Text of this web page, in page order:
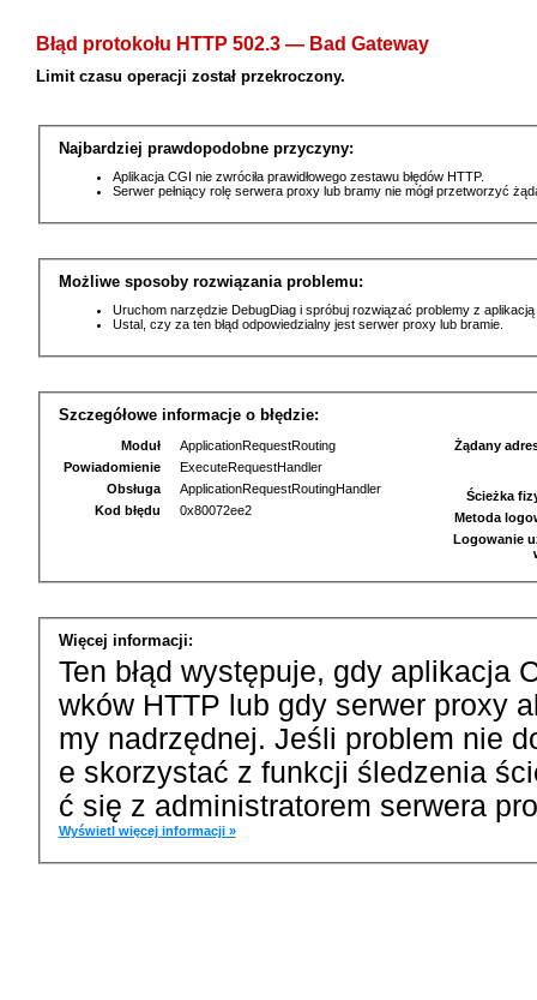
Błąd protokołu HTTP 502.3 — Bad Gateway
Limit czasu operacji został przekroczony.
Najbardziej prawdopodobne przyczyny:
Aplikacja CGI nie zwróciła prawidłowego zestawu błędów HTTP.
Serwer pełniący rolę serwera proxy lub bramy nie mógł przetworzyć
Możliwe sposoby rozwiązania problemu:
Uruchom narzędzie DebugDiag i spróbuj rozwiązać problemy z
Ustal, czy za ten błąd odpowiedzialny jest serwer proxy lub bramie.
Szczegółowe informacje o błędzie:
Moduł
ApplicationRequestRouting
Powiadomienie
ExecuteRequestHandler
Obsługa
ApplicationRequestRoutingHandler
Kod błędu
0x80072ee2
Żądany
Ścieżka
Metoda
Logowanie
Więcej informacji:
Ten błąd występuje, gdy aplikacja
wków HTTP lub gdy serwer proxy
my nadrzędnej. Jeśli problem nie
e skorzystać z funkcji śledzenia
ć się z administratorem serwera
Wyświetl więcej informacji »